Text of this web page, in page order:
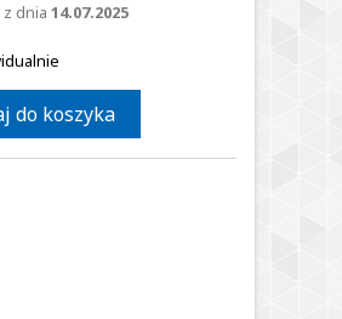
z dnia 14.07.2025
do koszyka